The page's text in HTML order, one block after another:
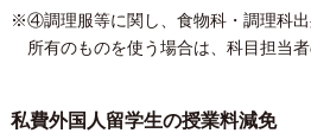
※④調理服等に関し、食物科・調理科出
所有のものを使う場合は、科目担当者
私費外国人留学生の授業料減免